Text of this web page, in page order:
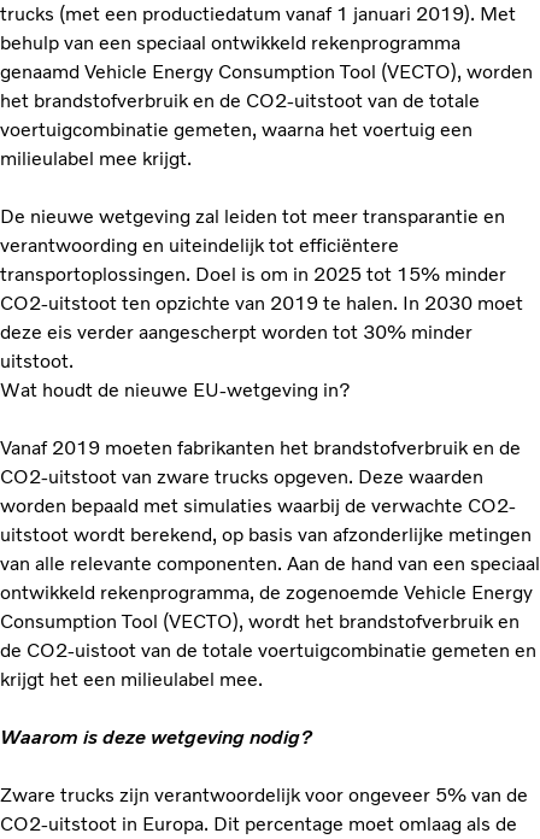
trucks (met een productiedatum vanaf 1 januari 2019). Met
behulp van een speciaal ontwikkeld rekenprogramma
genaamd Vehicle Energy Consumption Tool (VECTO), worden
het brandstofverbruik en de CO2-uitstoot van de totale
voertuigcombinatie gemeten, waarna het voertuig een
milieulabel mee krijgt.
De nieuwe wetgeving zal leiden tot meer transparantie en
verantwoording en uiteindelijk tot efficiëntere
transportoplossingen. Doel is om in 2025 tot 15% minder
CO2-uitstoot ten opzichte van 2019 te halen. In 2030 moet
deze eis verder aangescherpt worden tot 30% minder
uitstoot.
Wat houdt de nieuwe EU-wetgeving in?
Vanaf 2019 moeten fabrikanten het brandstofverbruik en de
CO2-uitstoot van zware trucks opgeven. Deze waarden
worden bepaald met simulaties waarbij de verwachte CO2-
uitstoot wordt berekend, op basis van afzonderlijke metingen
van alle relevante componenten. Aan de hand van een speciaal
ontwikkeld rekenprogramma, de zogenoemde Vehicle Energy
Consumption Tool (VECTO), wordt het brandstofverbruik en
de CO2-uistoot van de totale voertuigcombinatie gemeten en
krijgt het een milieulabel mee.
Waarom is deze wetgeving nodig?
Zware trucks zijn verantwoordelijk voor ongeveer 5% van de
CO2-uitstoot in Europa. Dit percentage moet omlaag als de